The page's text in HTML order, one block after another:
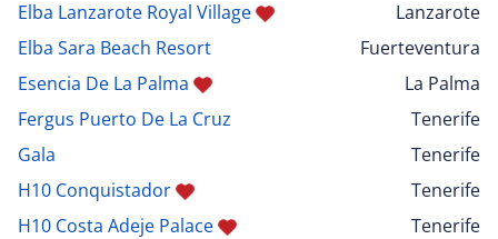
Elba Lanzarote Royal Village
Lanzarote
Elba Sara Beach Resort
Fuerteventura
Esencia De La Palma
La Palma
Fergus Puerto De La Cruz
Tenerife
Gala
Tenerife
H10 Conquistador
Tenerife
H10 Costa Adeje Palace
Tenerife